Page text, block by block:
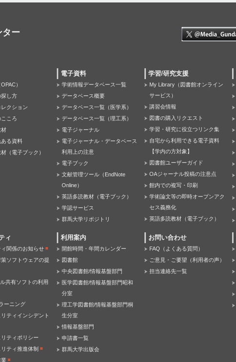
ター
）
し方
クション
ころ
材
る資料
（電子ブック）
電子資料
学術情報データベース一覧
データベース概要
データベース一覧（医学系）
データベース一覧（理工系）
電子ジャーナル
電子ジャーナル・データベース
利用上の注意
電子ブック
文献管理ツール（EndNote
Online）
英語多読教材（電子ブック）
学認サービス
群馬大学リポジトリ
学習/研究支援
My Library（図書館オンライン
サービス）
講習会情報
図書の購入リクエスト
学習・研究に役立つリンク集
自宅から利用できる電子資料
【学内の方対象】
図書館ユーザーガイド
OAジャーナル投稿の注意点
館内での複写・印刷
学術論文等の即時オープンアク
セス義務化
英語多読教材（電子ブック）
ィ
関係のお知らせ
ソフトウェアの提
共有ソフトの利用
ーニング
ティインシデント
ティポリシー
ティ推進体制
業
利用案内
開館時間・年間カレンダー
図書館
中央図書館/情報基盤部門
医学図書館/情報基盤部門昭和
分室
理工学図書館/情報基盤部門桐
生分室
情報基盤部門
申請書一覧
群馬大学出版会
お問い合わせ
FAQ（よくある質問）
ご意見・ご要望（利用者の声）
担当連絡先一覧